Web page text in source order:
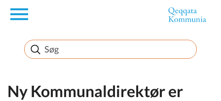
en
Borger
Erhverv
Ny Kommunaldirektør er